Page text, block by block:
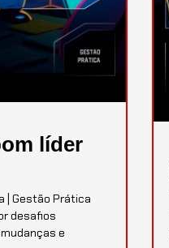
líder
| Gestão Prática
desafios
e